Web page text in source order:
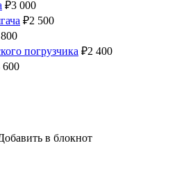
₽3 000
₽2 500
погрузчика ₽2 400
600
в блокнот